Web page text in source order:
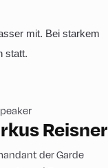
mit. Bei starkem
statt.
Reisner
der Garde